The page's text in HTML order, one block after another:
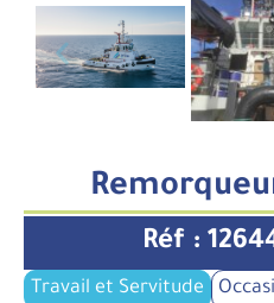
Réf :
Travail et Servitude